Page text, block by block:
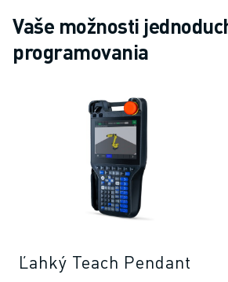
OBSLUHA STROJA
MANIPULÁCIA S MATERIÁLOM
BODOVÉ ZVÁRANIE
VIZUÁLNA KONTROLA
REZANIE DRÔTU ELEKTROEROZÍVNYM
PRÍPADOVÉ ŠTÚDIE
ZÁKAZNÍCKY SERVIS
STAROSTLIVOSŤ O ZÁKAZNÍKOV
MIESTO A ÚDRŽBA
VZDIALENÁ TECHNICKÁ PODPORA
Vaše možnosti
programovania
Ľahký Teach Pendant